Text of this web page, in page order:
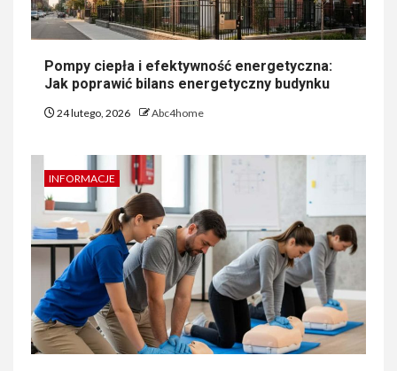
Pompy ciepła i efektywność energetyczna:
Jak poprawić bilans energetyczny budynku
24 lutego, 2026 Abc4home
INFORMACJE